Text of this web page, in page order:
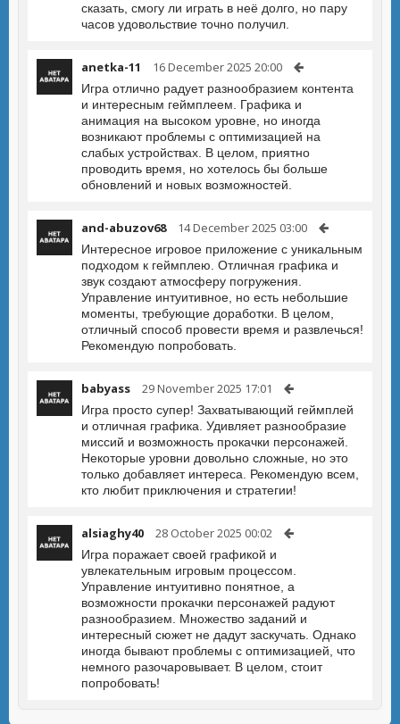
сказать, смогу ли играть в неё долго, но пару
часов удовольствие точно получил.
anetka-11 16 December 2025 20:00
Игра отлично радует разнообразием контента
и интересным геймплеем. Графика и
анимация на высоком уровне, но иногда
возникают проблемы с оптимизацией на
слабых устройствах. В целом, приятно
проводить время, но хотелось бы больше
обновлений и новых возможностей.
and-abuzov68 14 December 2025 03:00
Интересное игровое приложение с уникальным
подходом к геймплею. Отличная графика и
звук создают атмосферу погружения.
Управление интуитивное, но есть небольшие
моменты, требующие доработки. В целом,
отличный способ провести время и развлечься!
Рекомендую попробовать.
babyass 29 November 2025 17:01
Игра просто супер! Захватывающий геймплей
и отличная графика. Удивляет разнообразие
миссий и возможность прокачки персонажей.
Некоторые уровни довольно сложные, но это
только добавляет интереса. Рекомендую всем,
кто любит приключения и стратегии!
alsiaghy40 28 October 2025 00:02
Игра поражает своей графикой и
увлекательным игровым процессом.
Управление интуитивно понятное, а
возможности прокачки персонажей радуют
разнообразием. Множество заданий и
интересный сюжет не дадут заскучать. Однако
иногда бывают проблемы с оптимизацией, что
немного разочаровывает. В целом, стоит
попробовать!